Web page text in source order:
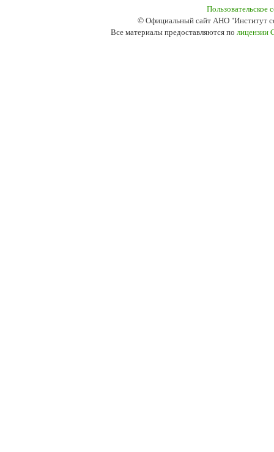
Пользовательское
© Официальный сайт АНО "Институт
Все материалы предоставляются по лицензии